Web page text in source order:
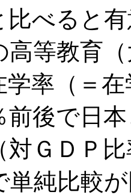
比べると
高等教育
学率（＝
前後で日
対ＧＤＰ
単純比較